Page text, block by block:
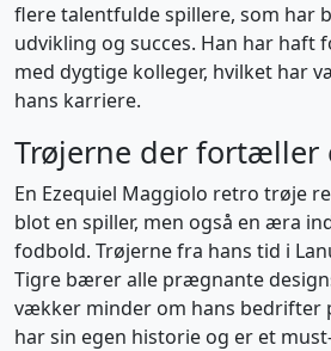
flere talentfulde spillere, som har
udvikling og succes. Han har haft
med dygtige kolleger, hvilket har
hans karriere.
Trøjerne der fortæller
En Ezequiel Maggiolo retro trøje
blot en spiller, men også en æra
fodbold. Trøjerne fra hans tid i
Tigre bærer alle prægnante
vækker minder om hans bedrifter
har sin egen historie og er et